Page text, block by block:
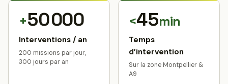
+50 000
Interventions / an
200 missions par jour,
300 jours par an
<45min
Temps
d’intervention
Sur la zone Montpellier &
A9